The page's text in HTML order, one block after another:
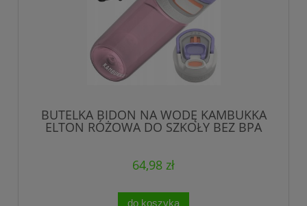
BUTELKA BIDON NA WODĘ KAMBUKKA
ELTON RÓŻOWA DO SZKOŁY BEZ BPA
64,98 zł
do koszyka